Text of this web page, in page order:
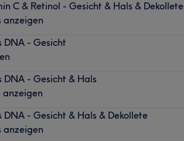
C & Retinol - Gesicht & Hals & Dekollete
anzeigen
DNA - Gesicht
DNA - Gesicht & Hals
anzeigen
- Gesicht & Hals & Dekollete
anzeigen